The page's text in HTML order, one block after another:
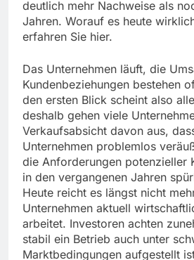
deutlich mehr Nachweise als
Jahren. Worauf es heute
erfahren Sie hier.
Das Unternehmen läuft, die
Kundenbeziehungen bestehen
den ersten Blick scheint also
deshalb gehen viele
Verkaufsabsicht davon aus,
Unternehmen problemlos
die Anforderungen potenzieller
in den vergangenen Jahren
Heute reicht es längst nicht
Unternehmen aktuell
arbeitet. Investoren achten
stabil ein Betrieb auch unter
Marktbedingungen aufgestellt